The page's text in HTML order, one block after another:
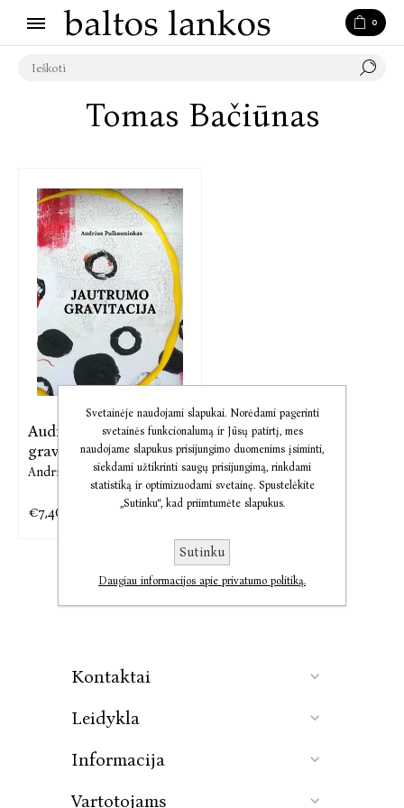
0
Tomas Bačiūnas
Audio Jautrumo
gravitacija
Andrius Pulkauninkas
€7,46
Kontaktai
Leidykla
Informacija
Vartotojams
Svetainėje naudojami slapukai. Norėdami pagerinti
svetainės funkcionalumą ir Jūsų patirtį, mes
naudojame slapukus prisijungimo duomenims įsiminti,
siekdami užtikrinti saugų prisijungimą, rinkdami
statistiką ir optimizuodami svetainę. Spustelėkite
„Sutinku“, kad priimtumėte slapukus.
Sutinku
Daugiau informacijos apie privatumo politiką.